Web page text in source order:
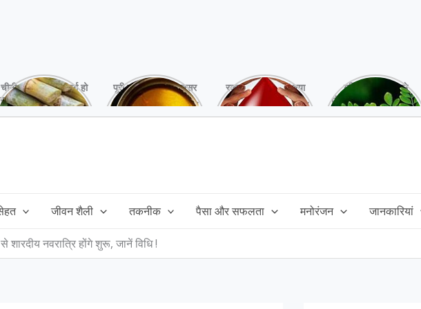
चीनी को कर दें ना, वर्ना हो
सकता है बहुत बड़ा नुक्सान
पूरी बनाने के बाद, अक्सर
तेल बच जाता है,ऐसे में
रक्तदान है ‘महादान’ क्या
आपने करवाया, स्वस्थ
गर्मियों में मिलने वाले
drumstick गुणों की खान
जीवन शैली तकनीक पैसा और सफलता मनोरंजन जानकारियां
शारदीय नवरात्रि होंगे शुरू, जानें विधि !